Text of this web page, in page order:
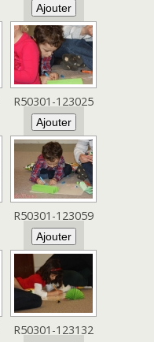
R50301-123025
R50301-123059
R50301-123132